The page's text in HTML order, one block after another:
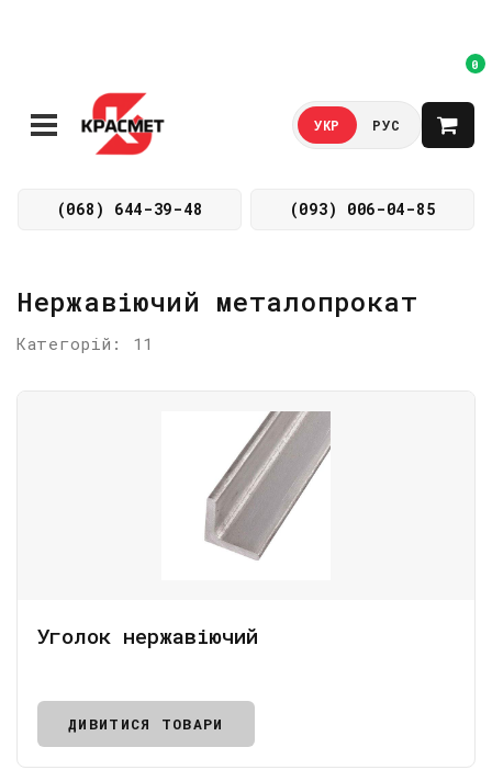
(068) 644-39-48 (093) 006-04-85
УКР РУС
0
Нержавіючий металопрокат
Категорій: 11
Уголок нержавіючий
ДИВИТИСЯ ТОВАРИ